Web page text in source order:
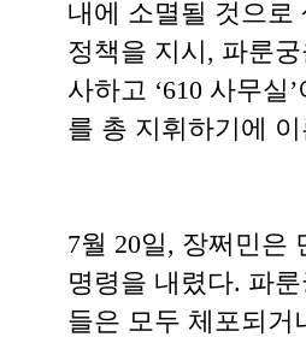
내에 소멸될 것으로
정책을 지시, 파룬궁
사하고 ‘610 사무
를 총 지휘하기에
7월 20일, 장쩌민은
명령을 내렸다. 파
들은 모두 체포되거